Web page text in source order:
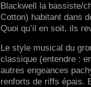
Blackwell la bassiste/
Cotton) habitant dans
Quoi qu’il en soit, ils
Le style musical du
classique (entendre :
autres engeances
renforts de riffs épais.